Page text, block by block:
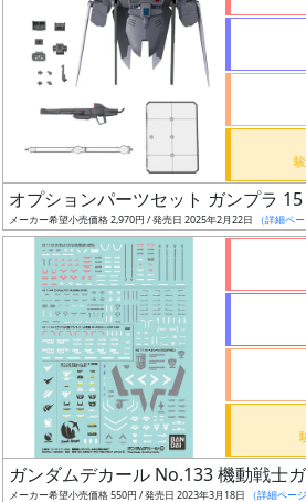
ー
ズ・
況
オプションパーツセット ガンプラ
メーカー希望小売価格 2,970円 / 発売日 2025年2月22日 （詳細ペー
ガンダムデカール No.133 機動戦士
メーカー希望小売価格 550円 / 発売日 2023年3月18日 （詳細ページ